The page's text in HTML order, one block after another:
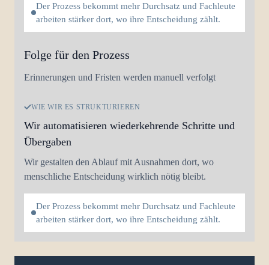
Der Prozess bekommt mehr Durchsatz und Fachleute
arbeiten stärker dort, wo ihre Entscheidung zählt.
Folge für den Prozess
Erinnerungen und Fristen werden manuell verfolgt
WIE WIR ES STRUKTURIEREN
Wir automatisieren wiederkehrende Schritte und
Übergaben
Wir gestalten den Ablauf mit Ausnahmen dort, wo
menschliche Entscheidung wirklich nötig bleibt.
Der Prozess bekommt mehr Durchsatz und Fachleute
arbeiten stärker dort, wo ihre Entscheidung zählt.